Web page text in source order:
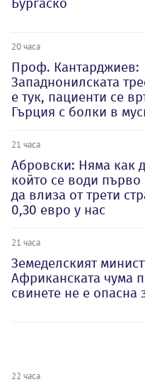
Бургаско
20 часа
Проф. Кантарджиев:
Западнонилската
е тук, пациенти се
Гърция с болки в
21 часа
Абровски: Няма как
който се води първо
да влиза от трети
0,30 евро у нас
21 часа
Земеделският
Африканската чума
свинете не е опасна
22 часа